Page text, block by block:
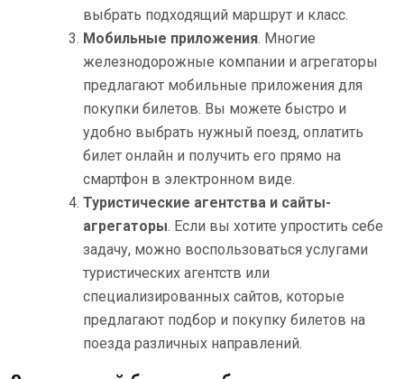
выбрать подходящий маршрут и класс.
Мобильные приложения. Многие
железнодорожные компании и агрегаторы
предлагают мобильные приложения для
покупки билетов. Вы можете быстро и
удобно выбрать нужный поезд, оплатить
билет онлайн и получить его прямо на
смартфон в электронном виде.
Туристические агентства и сайты-
агрегаторы. Если вы хотите упростить себе
задачу, можно воспользоваться услугами
туристических агентств или
специализированных сайтов, которые
предлагают подбор и покупку билетов на
поезда различных направлений.